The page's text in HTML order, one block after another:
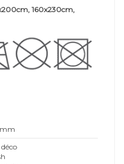
160x230cm,